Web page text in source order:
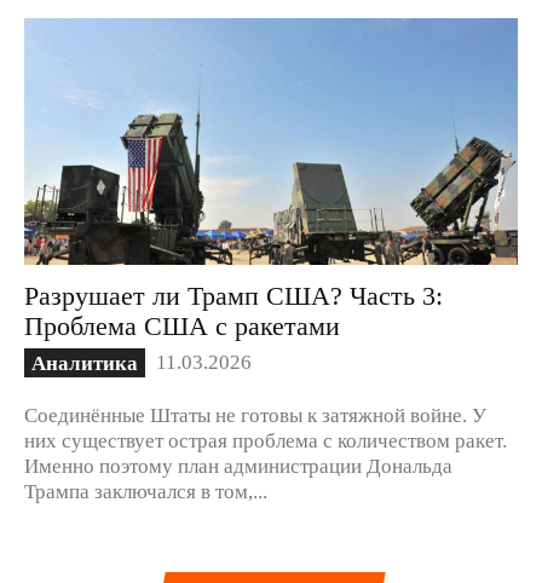
Разрушает ли Трамп США? Часть 3:
Проблема США с ракетами
Аналитика 11.03.2026
Соединённые Штаты не готовы к затяжной войне. У
них существует острая проблема с количеством ракет.
Именно поэтому план администрации Дональда
Трампа заключался в том,...